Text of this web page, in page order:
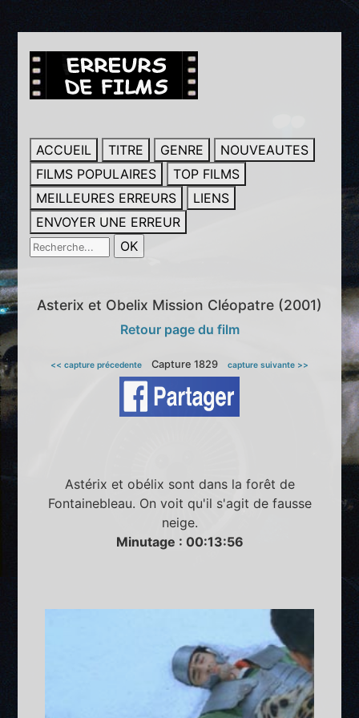
ACCUEIL TITRE GENRE
NOUVEAUTES
FILMS POPULAIRES
TOP FILMS
MEILLEURES ERREURS
LIENS
ENVOYER UNE ERREUR
Asterix et Obelix Mission Cléopatre (2001)
Retour page du film
<< capture précedente Capture 1829 capture suivante >>
Astérix et obélix sont dans la forêt de
Fontainebleau. On voit qu'il s'agit de fausse
neige.
Minutage : 00:13:56